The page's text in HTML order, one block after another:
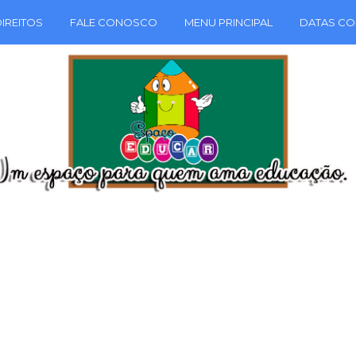
FALE CONOSCO MENU PRINCIPAL DATAS